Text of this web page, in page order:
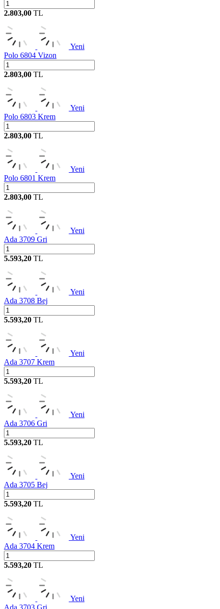
2.803,00 TL
Yeni
Polo 6804 Vizon
2.803,00 TL
Yeni
Polo 6803 Krem
2.803,00 TL
Yeni
Polo 6801 Krem
2.803,00 TL
Yeni
Ada 3709 Gri
5.593,20 TL
Yeni
Ada 3708 Bej
5.593,20 TL
Yeni
Ada 3707 Krem
5.593,20 TL
Yeni
Ada 3706 Gri
5.593,20 TL
Yeni
Ada 3705 Bej
5.593,20 TL
Yeni
Ada 3704 Krem
5.593,20 TL
Yeni
Ada 3703 Gri